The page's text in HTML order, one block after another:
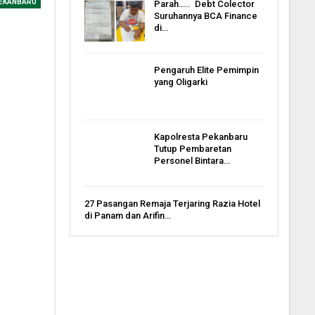
Parah….. Debt Colector
Suruhannya BCA Finance
di…
Pengaruh Elite Pemimpin
yang Oligarki
Kapolresta Pekanbaru
Tutup Pembaretan
Personel Bintara…
27 Pasangan Remaja Terjaring Razia Hotel
di Panam dan Arifin…